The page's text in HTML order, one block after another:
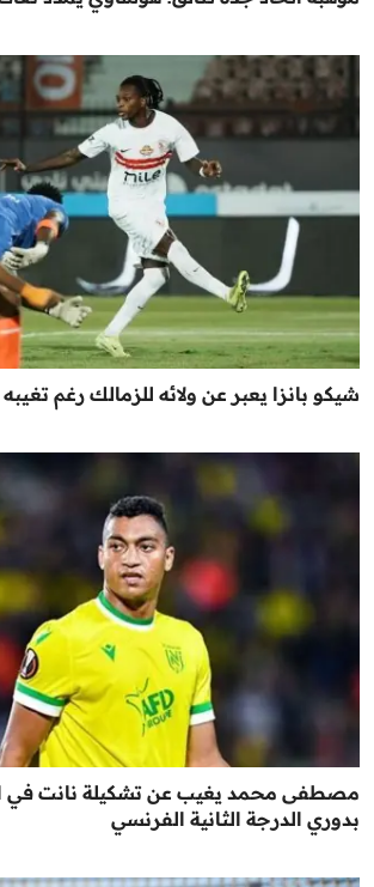
شيكو بانزا يعبر عن ولائه للزمالك رغم
مصطفى محمد يغيب عن تشكيلة نانت في
بدوري الدرجة الثانية الفرنسي